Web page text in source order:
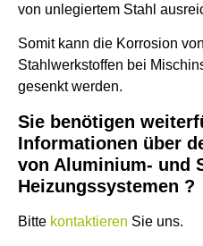
von unlegiertem Stahl
Somit kann die Korrosion
Stahlwerkstoffen bei
gesenkt werden.
Sie benötigen
Informationen über
von Aluminium- und
Heizungssystemen ?
Bitte kontaktieren Sie uns.